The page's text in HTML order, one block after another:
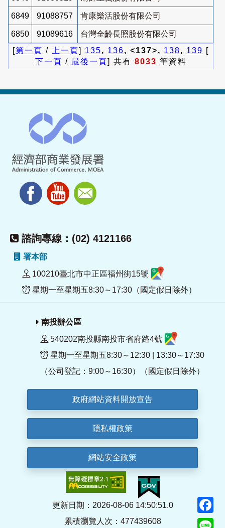
6849 91088757 肯康樂活股份有限公司
6850 91089616
台灣全齡長照股份有限公司
[第一頁 / 上一頁] 135, 136, <137>, 138, 139 [
下一頁 / 最後一頁] 共有 8033 筆資料
諮詢專線：(02) 4121166
署本部
100210臺北市中正區福州街15號
星期一至星期五8:30～17:30（國定假日除外）
南投辦公區
540202南投縣南投市省府路4號
星期一至星期五8:30～12:30 | 13:30～17:30
（公司登記：9:00～16:30）（國定假日除外）
政府網站資料開放宣告
隱私權政策
網站安全政策
更新日期：2026-08-06 14:50:51.0
累積瀏覽人次：477439608